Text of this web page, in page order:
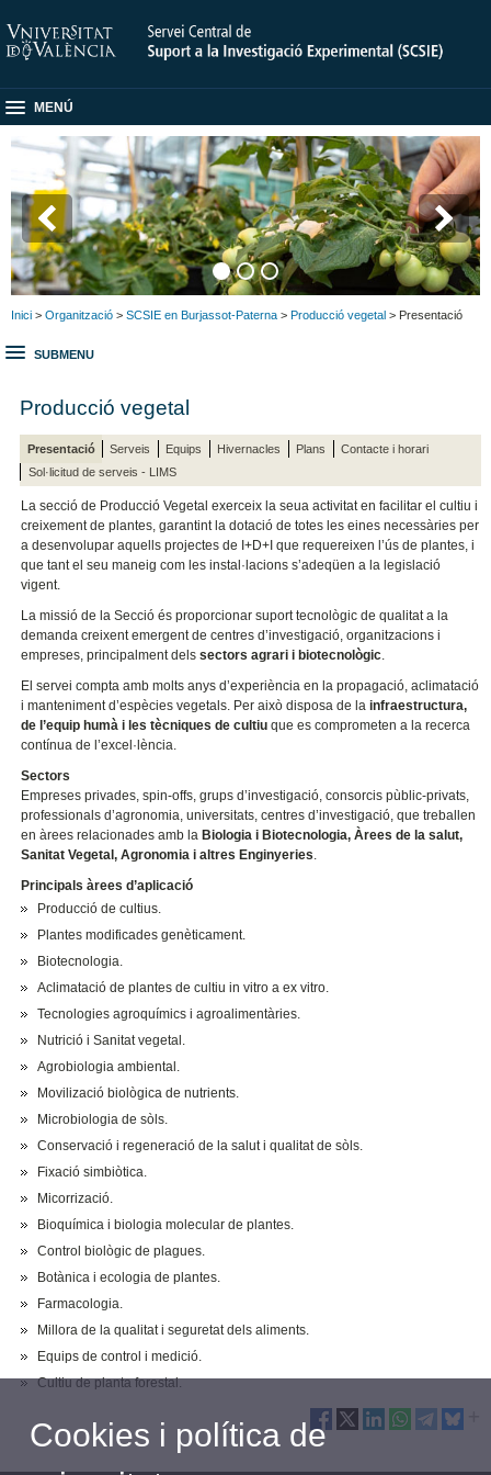
MENÚ
Inici > Organització > SCSIE en Burjassot-Paterna > Producció vegetal > Presentació
SUBMENU
Producció vegetal
Presentació Serveis Equips Hivernacles Plans
Contacte i horari
Sol·licitud de serveis - LIMS
La secció de Producció Vegetal exerceix la seua activitat en facilitar el cultiu i
creixement de plantes, garantint la dotació de totes les eines necessàries per
a desenvolupar aquells projectes de I+D+I que requereixen l’ús de plantes, i
que tant el seu maneig com les instal·lacions s’adeqüen a la legislació
vigent.
La missió de la Secció és proporcionar suport tecnològic de qualitat a la
demanda creixent emergent de centres d’investigació, organitzacions i
empreses, principalment delssectors agrari i biotecnològic.
El servei compta amb molts anys d’experiència en la propagació, aclimatació
i manteniment d’espècies vegetals. Per això disposa de lainfraestructura,
de l’equip humà i les tècniques de cultiu que es comprometen a la recerca
contínua de l’excel·lència.
Sectors
Empreses privades, spin-offs, grups d’investigació, consorcis pùblic-privats,
professionals d’agronomia, universitats, centres d’investigació, que treballen
en àrees relacionades amb laBiologia i Biotecnologia, Àrees de la salut,
Sanitat Vegetal, Agronomia i altres Enginyeries.
Principals àrees d’aplicació
Producció de cultius.
Plantes modificades genèticament.
Biotecnologia.
Aclimatació de plantes de cultiu in vitro a ex vitro.
Tecnologies agroquímics i agroalimentàries.
Nutrició i Sanitat vegetal.
Agrobiologia ambiental.
Movilizació biològica de nutrients.
Microbiologia de sòls.
Conservació i regeneració de la salut i qualitat de sòls.
Fixació simbiòtica.
Micorrizació.
Bioquímica i biologia molecular de plantes.
Control biològic de plagues.
Botànica i ecologia de plantes.
Farmacologia.
Millora de la qualitat i seguretat dels aliments.
Equips de control i medició.
Cultiu de planta forestal.
Cookies i política de